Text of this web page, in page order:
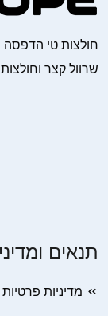
חולצות טי הדפסה
שרוול קצר
תנאים
מדיניות פרטיות